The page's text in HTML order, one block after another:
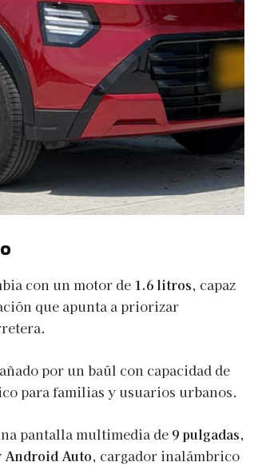
con un motor de 1.6 litros, capaz
que apunta a priorizar
por un baúl con capacidad de
para familias y usuarios urbanos.
pantalla multimedia de 9 pulgadas,
Android Auto, cargador inalámbrico